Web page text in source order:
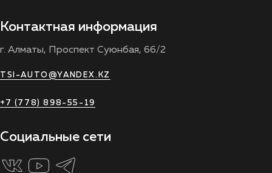
Контактная информация
г. Алматы, Проспект Суюнбая, 66/2
TSI-AUTO@YANDEX.KZ
+7 (778) 898-55-19
Социальные сети